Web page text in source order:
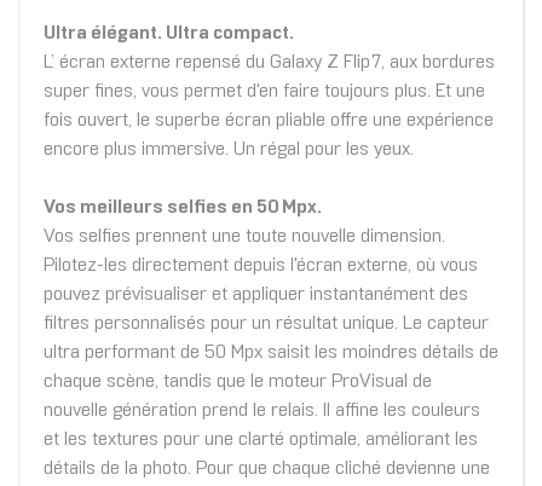
Ultra élégant. Ultra compact.
L’ écran externe repensé du Galaxy Z Flip7, aux bordures
super fines, vous permet d'en faire toujours plus. Et une
fois ouvert, le superbe écran pliable offre une expérience
encore plus immersive. Un régal pour les yeux.
Vos meilleurs selfies en 50 Mpx.
Vos selfies prennent une toute nouvelle dimension.
Pilotez-les directement depuis l'écran externe, où vous
pouvez prévisualiser et appliquer instantanément des
filtres personnalisés pour un résultat unique. Le capteur
ultra performant de 50 Mpx saisit les moindres détails de
chaque scène, tandis que le moteur ProVisual de
nouvelle génération prend le relais. Il affine les couleurs
et les textures pour une clarté optimale, améliorant les
détails de la photo. Pour que chaque cliché devienne une